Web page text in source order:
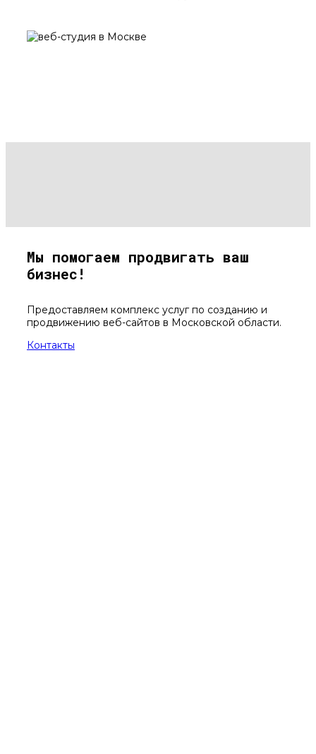
Мы помогаем продвигать ваш
бизнес!
Предоставляем комплекс услуг по созданию и
продвижению веб-сайтов в Московской области.
Контакты